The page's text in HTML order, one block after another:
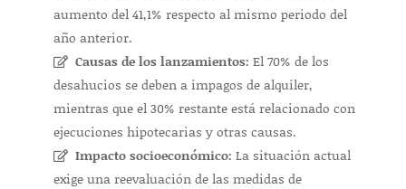
aumento del 41,1% respecto al mismo periodo del
año anterior.
Causas de los lanzamientos: El 70% de los
desahucios se deben a impagos de alquiler,
mientras que el 30% restante está relacionado con
ejecuciones hipotecarias y otras causas.
Impacto socioeconómico: La situación actual
exige una reevaluación de las medidas de